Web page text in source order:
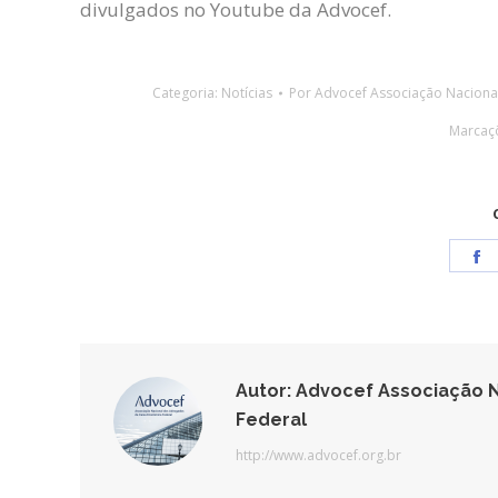
divulgados no Youtube da Advocef.
Categoria: Notícias PorAdvocef Associação
Autor: Advocef Associação
Federal
http://www.advocef.org.br